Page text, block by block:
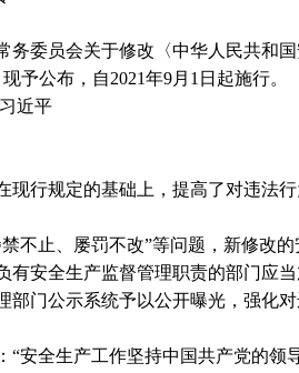
务委员会关于修改〈中华人民共和
予公布，自2021年9月1日起施行。
近平
现行规定的基础上，提高了对违法
不止、屡罚不改”等问题，新修改
有安全生产监督管理职责的部门应
部门公示系统予以公开曝光，强化
“安全生产工作坚持中国共产党的领